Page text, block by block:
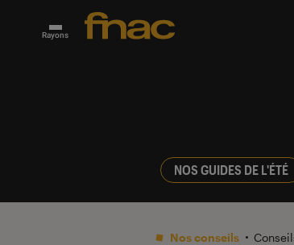
Rayons
NOS GUIDES DE L'ÉTÉ
Nos conseils